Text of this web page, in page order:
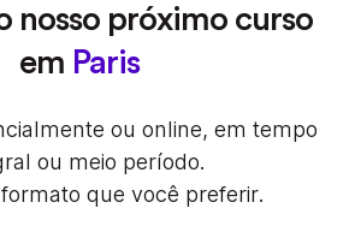
nosso próximo curso
em Paris
ou online, em tempo
ou meio período.
que você preferir.